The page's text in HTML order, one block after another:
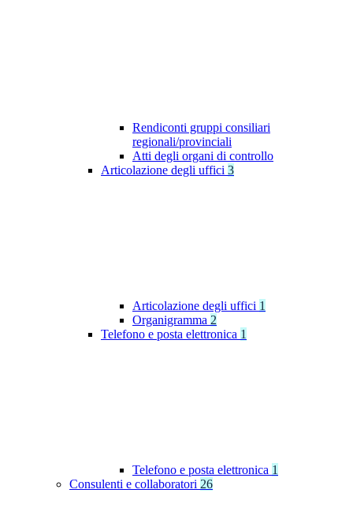
Rendiconti gruppi consiliari
regionali/provinciali
Atti degli organi di controllo
Articolazione degli uffici 3
Articolazione degli uffici 1
Organigramma 2
Telefono e posta elettronica 1
Telefono e posta elettronica 1
Consulenti e collaboratori 26